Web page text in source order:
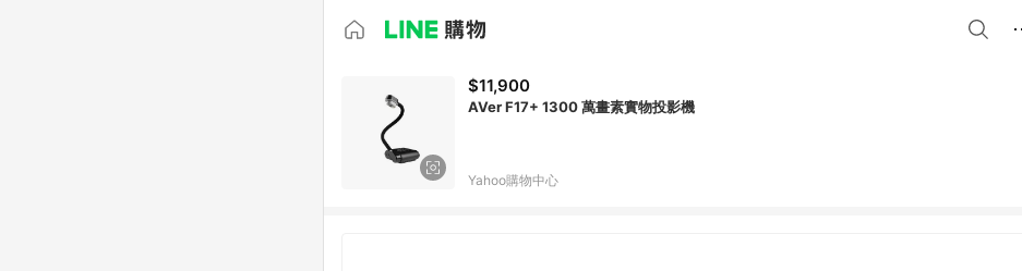
$11,900
AVer F17+ 1300 萬畫素實物投影機
Yahoo購物中心